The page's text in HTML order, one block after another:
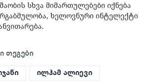
სხვა მიმართულებები იქნება
ხელოვნური ინტელექტი
თეგები
ილჰამ ალიევი